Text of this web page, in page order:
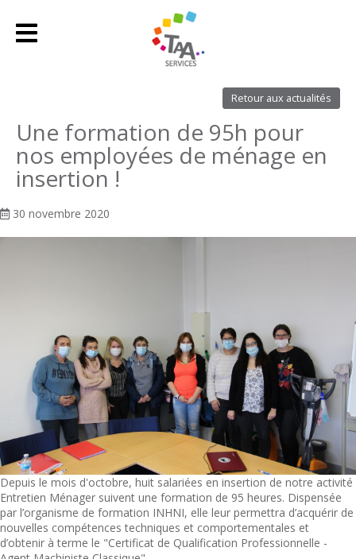
Retour aux actualités
Une formation de 95h pour
nos employées de ménage en
insertion !
30 novembre 2020
Depuis le mois d'octobre, huit salariées en insertion de notre activité
Entretien Ménager suivent une formation de 95 heures. Dispensée
par l’organisme de formation INHNI, elle leur permettra d’acquérir de
nouvelles compétences techniques et comportementales et
d’obtenir à terme le "Certificat de Qualification Professionnelle -